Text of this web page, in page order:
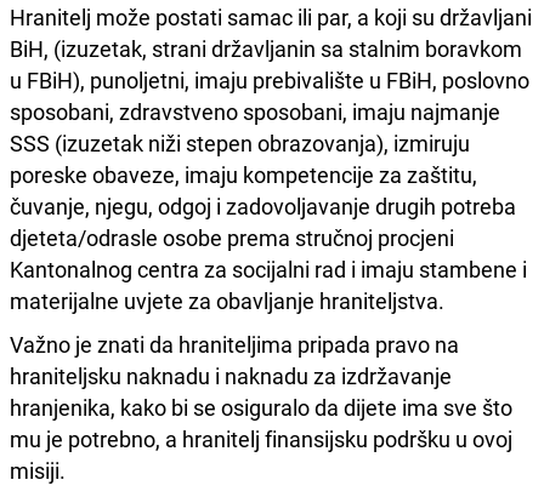
Hranitelj može postati samac ili par, a koji su državljani
BiH, (izuzetak, strani državljanin sa stalnim boravkom
u FBiH), punoljetni, imaju prebivalište u FBiH, poslovno
sposobani, zdravstveno sposobani, imaju najmanje
SSS (izuzetak niži stepen obrazovanja), izmiruju
poreske obaveze, imaju kompetencije za zaštitu,
čuvanje, njegu, odgoj i zadovoljavanje drugih potreba
djeteta/odrasle osobe prema stručnoj procjeni
Kantonalnog centra za socijalni rad i imaju stambene i
materijalne uvjete za obavljanje hraniteljstva.
Važno je znati da hraniteljima pripada pravo na
hraniteljsku naknadu i naknadu za izdržavanje
hranjenika, kako bi se osiguralo da dijete ima sve što
mu je potrebno, a hranitelj finansijsku podršku u ovoj
misiji.